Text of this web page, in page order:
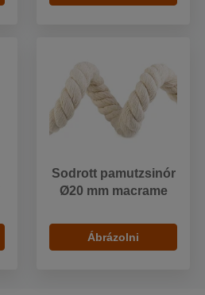
Sodrott pamutzsinór
Ø20 mm macrame
Ábrázolni